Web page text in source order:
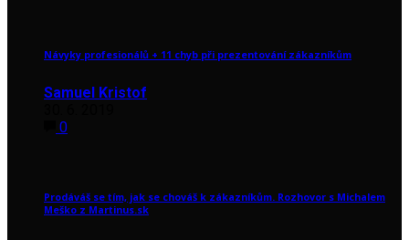
Návyky profesionálů + 11 chyb při prezentování zákazníkům
Samuel Kristof
0
Prodáváš se tím, jak se chováš k zákazníkům. Rozhovor s Michalem
Meško z Martinus.sk